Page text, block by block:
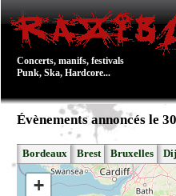
Concerts, manifs, festivals
Punk, Ska, Hardcore...
Évènements annoncés le
Bordeaux Brest Bruxelles
+